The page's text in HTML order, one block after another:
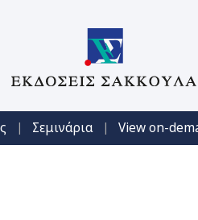
| Σεμινάρια | View on-